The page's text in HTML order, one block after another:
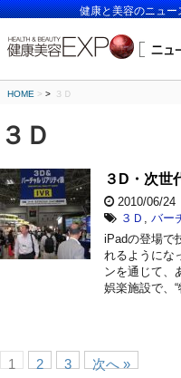
健康と美容のニュー
HOME > ３Ｄ
３Ｄ
３D・次世
2010/06/24
３Ｄ
バー
iPadの登場で
れるようにな
ンを通じて、
娯楽施設で、
1 2 3 次へ »